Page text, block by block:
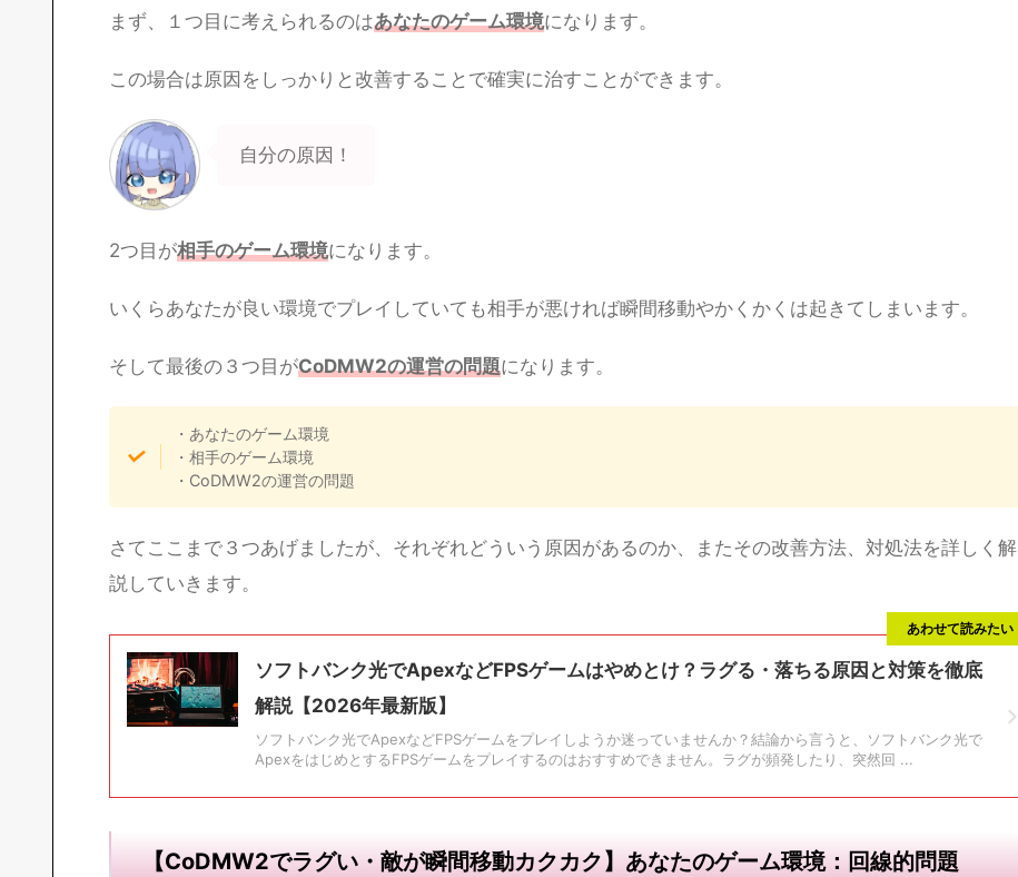
まず、１つ目に考えられるのはあなたのゲーム環境になります。
この場合は原因をしっかりと改善することで確実に治すことができます。
自分の原因！
2つ目が相手のゲーム環境になります。
いくらあなたが良い環境でプレイしていても相手が悪ければ瞬間移動やかくかくは起きてしまいます。
そして最後の３つ目がCoDMW2の運営の問題になります。
・あなたのゲーム環境
・相手のゲーム環境
・CoDMW2の運営の問題
さてここまで３つあげましたが、それぞれどういう原因があるのか、またその改善方法、対処法を詳しく解
説していきます。
ソフトバンク光でApexなどFPSゲームはやめとけ？ラグる・落ちる原因と対策を徹底
解説【2026年最新版】
ソフトバンク光でApexなどFPSゲームをプレイしようか迷っていませんか？結論から言うと、ソフトバンク光で
ApexをはじめとするFPSゲームをプレイするのはおすすめできません。ラグが頻発したり、突然回 ...
あわせて読みたい
【CoDMW2でラグい・敵が瞬間移動カクカク】あなたのゲーム環境：回線的問題